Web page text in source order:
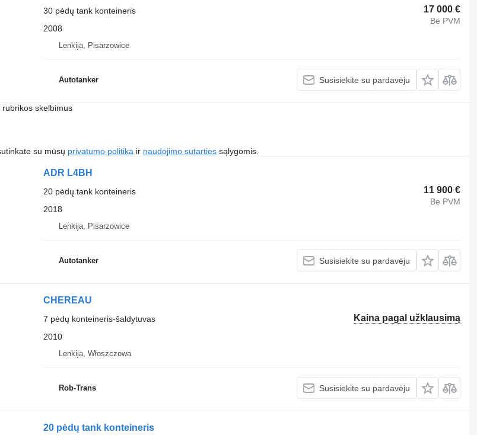
17 000 €
Be PVM
30 pėdų tank konteineris
2008
Lenkija, Pisarzowice
Autotanker Susisiekite su pardavėju
skelbimus
su mūsų privatumo politika ir naudojimo sutartiessąlygomis.
ADR L4BH
11 900 €
Be PVM
20 pėdų tank konteineris
2018
Lenkija, Pisarzowice
Autotanker Susisiekite su pardavėju
CHEREAU
Kaina pagal užklausimą
7 pėdų konteineris-šaldytuvas
2010
Lenkija, Włoszczowa
Rob-Trans Susisiekite su pardavėju
20 pėdų tank konteineris